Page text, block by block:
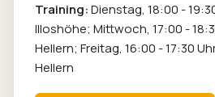
Training:Dienstag, 18:00 -
Illoshöhe; Mittwoch, 17:00 -
Hellern; Freitag, 16:00 - 17:30
Hellern